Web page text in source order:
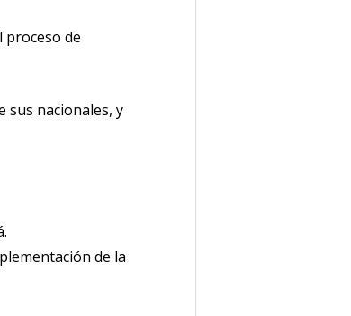
proceso de
sus nacionales, y
de la